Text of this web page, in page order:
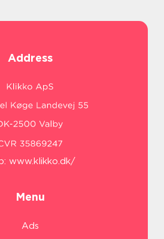
Address
www.klikko.dk/
Menu
Ads